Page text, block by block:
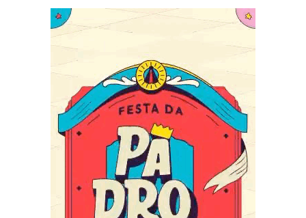
Para animar o público presente, as agremiações que
foram convidadas e deram um show, foram as escolas
Imperatriz da Paulicéia, Pérola Negra, Morro da Casa